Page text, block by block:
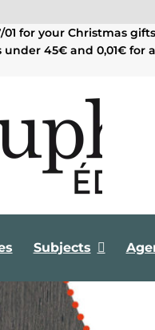
01 for your Christmas
under 45€ and 0,01€ for
Subjects